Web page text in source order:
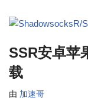
SSR安卓苹
载
由 加速哥